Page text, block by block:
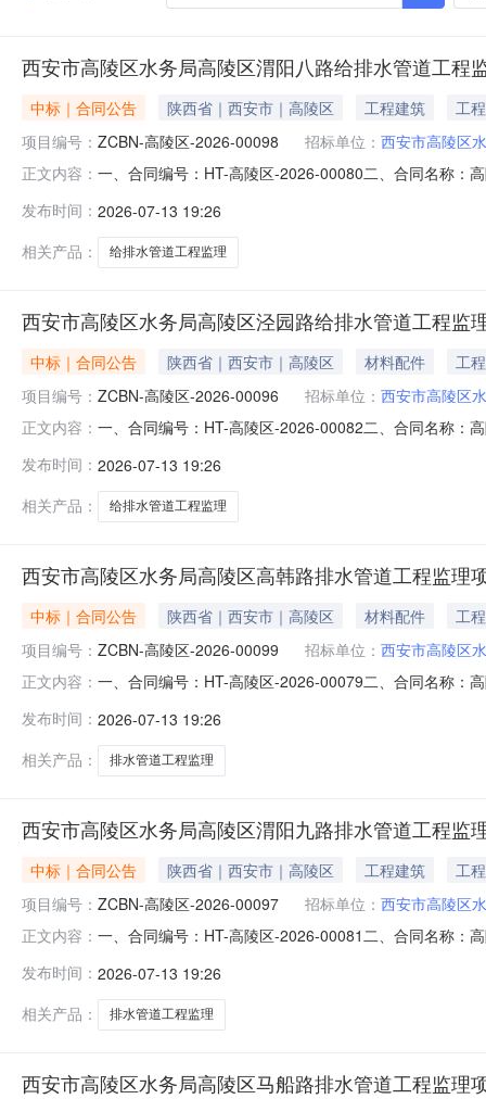
西安市高陵区水务局高陵区渭阳八路给排水管道工程
中标｜合同公告 陕西省｜西安市｜高陵区 工程建筑
工程
项目编号： ZCBN-高陵区-2026-00098 招标单位： 西安市高陵区
正文内容： 一、合同编号：HT-高陵区-2026-00080二、合同名称：
省西安市莲湖区陕西省西安市莲湖区莲湖路198号联系
发布时间： 2026-07-13 19:26
相关产品：
给排水管道工程监理
西安市高陵区水务局高陵区泾园路给排水管道工程监
中标｜合同公告 陕西省｜西安市｜高陵区 材料配件
工程
项目编号： ZCBN-高陵区-2026-00096 招标单位： 西安市高陵区
正文内容： 一、合同编号：HT-高陵区-2026-00082二、合同名称：
西安市雁塔区太白南路139号荣禾云图中心11幢4层联系
发布时间： 2026-07-13 19:26
相关产品：
给排水管道工程监理
西安市高陵区水务局高陵区高韩路排水管道工程监理
中标｜合同公告 陕西省｜西安市｜高陵区 材料配件
工程
项目编号： ZCBN-高陵区-2026-00099 招标单位： 西安市高陵区
正文内容： 一、合同编号：HT-高陵区-2026-00079二、合同名称：
西省咸阳市渭城区亨星锦绣诚联系方式：18391073054
发布时间： 2026-07-13 19:26
相关产品：
排水管道工程监理
西安市高陵区水务局高陵区渭阳九路排水管道工程监
中标｜合同公告 陕西省｜西安市｜高陵区 工程建筑
工程
项目编号： ZCBN-高陵区-2026-00097 招标单位： 西安市高陵区
正文内容： 一、合同编号：HT-高陵区-2026-00081二、合同名称：
四川省成都市武侯区浆洗街街道联系方式：
发布时间： 2026-07-13 19:26
相关产品：
排水管道工程监理
西安市高陵区水务局高陵区马船路排水管道工程监理